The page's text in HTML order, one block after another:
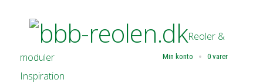
Min konto 0 varer
Reoler &
moduler
Inspiration